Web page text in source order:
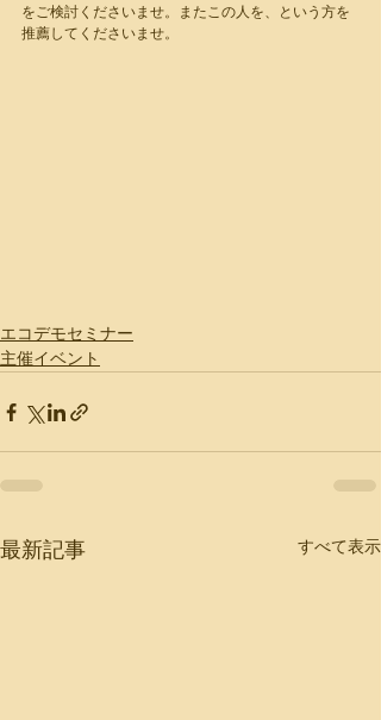
をご検討くださいませ。またこの人を、という方を
推薦してくださいませ。
エコデモセミナー
主催イベント
最新記事 すべて表示